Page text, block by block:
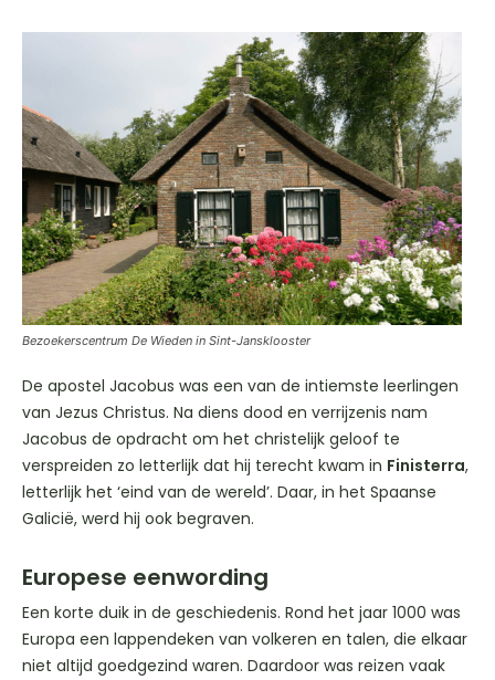
Bezoekerscentrum De Wieden in Sint-Jansklooster
De apostel Jacobus was een van de intiemste leerlingen
van Jezus Christus. Na diens dood en verrijzenis nam
Jacobus de opdracht om het christelijk geloof te
verspreiden zo letterlijk dat hij terecht kwam in Finisterra,
letterlijk het ‘eind van de wereld’. Daar, in het Spaanse
Galicië, werd hij ook begraven.
Europese eenwording
Een korte duik in de geschiedenis. Rond het jaar 1000 was
Europa een lappendeken van volkeren en talen, die elkaar
niet altijd goedgezind waren. Daardoor was reizen vaak